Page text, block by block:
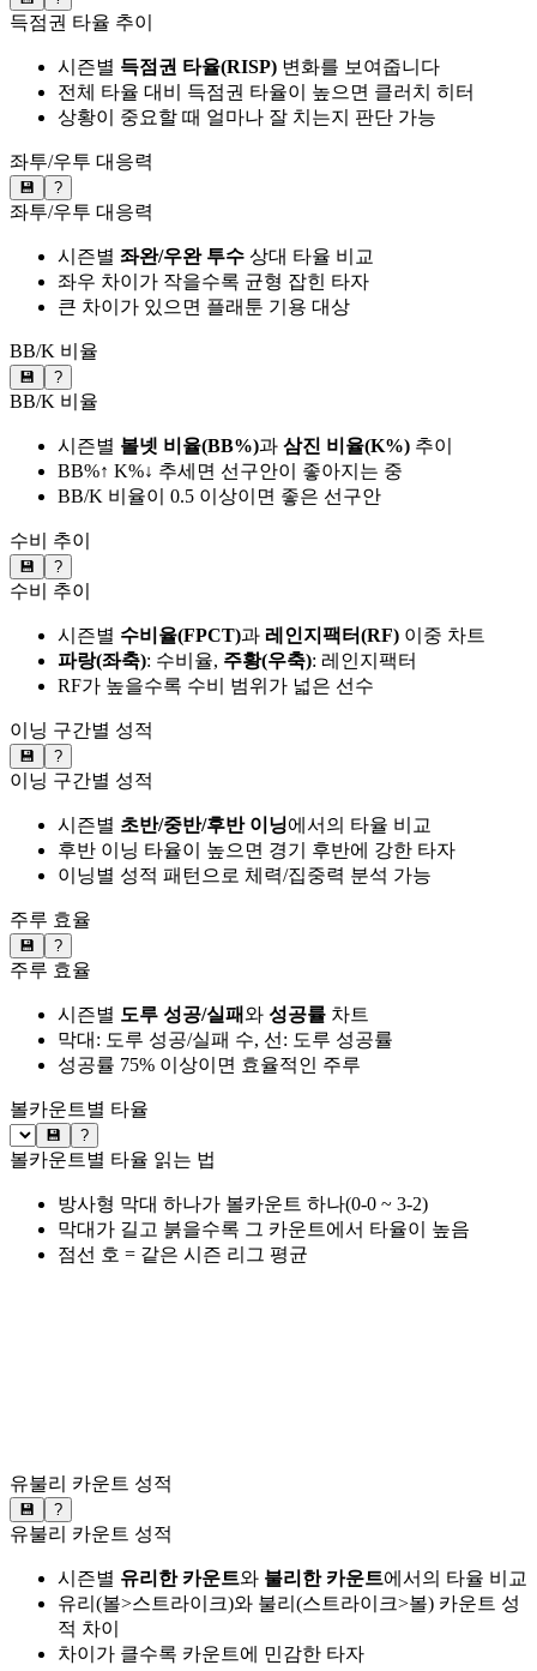
득점권 타율 추이
시즌별 득점권 타율(RISP) 변화를 보여줍니다
전체 타율 대비 득점권 타율이 높으면 클러치 히터
상황이 중요할 때 얼마나 잘 치는지 판단 가능
좌투/우투 대응력
💾 ?
좌투/우투 대응력
시즌별 좌완/우완 투수 상대 타율 비교
좌우 차이가 작을수록 균형 잡힌 타자
큰 차이가 있으면 플래툰 기용 대상
BB/K 비율
💾 ?
BB/K 비율
시즌별 볼넷 비율(BB%)과 삼진 비율(K%) 추이
BB%↑ K%↓ 추세면 선구안이 좋아지는 중
BB/K 비율이 0.5 이상이면 좋은 선구안
수비 추이
💾 ?
수비 추이
시즌별 수비율(FPCT)과 레인지팩터(RF) 이중 차트
파랑(좌축): 수비율, 주황(우축): 레인지팩터
RF가 높을수록 수비 범위가 넓은 선수
이닝 구간별 성적
💾 ?
이닝 구간별 성적
시즌별 초반/중반/후반 이닝에서의 타율 비교
후반 이닝 타율이 높으면 경기 후반에 강한 타자
이닝별 성적 패턴으로 체력/집중력 분석 가능
주루 효율
💾 ?
주루 효율
시즌별 도루 성공/실패와 성공률 차트
막대: 도루 성공/실패 수, 선: 도루 성공률
성공률 75% 이상이면 효율적인 주루
볼카운트별 타율
💾 ?
볼카운트별 타율 읽는 법
방사형 막대 하나가 볼카운트 하나(0-0 ~ 3-2)
막대가 길고 붉을수록 그 카운트에서 타율이 높음
점선 호 = 같은 시즌 리그 평균
유불리 카운트 성적
💾 ?
유불리 카운트 성적
시즌별 유리한 카운트와 불리한 카운트에서의 타율 비교
유리(볼>스트라이크)와 불리(스트라이크>볼) 카운트 성
적 차이
차이가 클수록 카운트에 민감한 타자